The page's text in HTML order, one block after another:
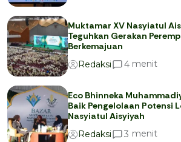
Muktamar XV Nasyiatul
Teguhkan Gerakan
Berkemajuan
Redaksi
4 menit
Eco Bhinneka
Baik Pengelolaan Potensi
Nasyiatul Aisyiyah
Redaksi
3 menit